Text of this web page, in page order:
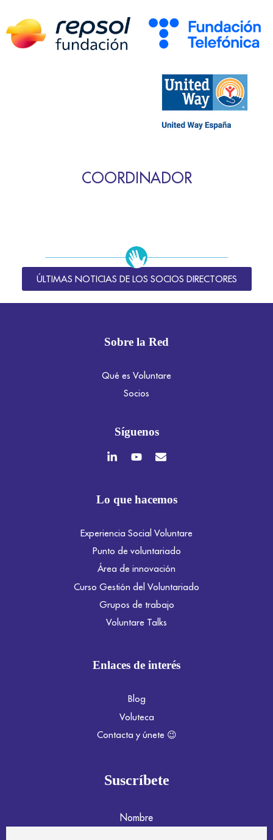
COORDINADOR
ÚLTIMAS NOTICIAS DE LOS SOCIOS DIRECTORES
Sobre la Red
Qué es Voluntare
Socios
Síguenos
Lo que hacemos
Experiencia Social Voluntare
Punto de voluntariado
Área de innovación
Curso Gestión del Voluntariado
Grupos de trabajo
Voluntare Talks
Enlaces de interés
Blog
Voluteca
Contacta y únete 😉
Suscríbete
Nombre